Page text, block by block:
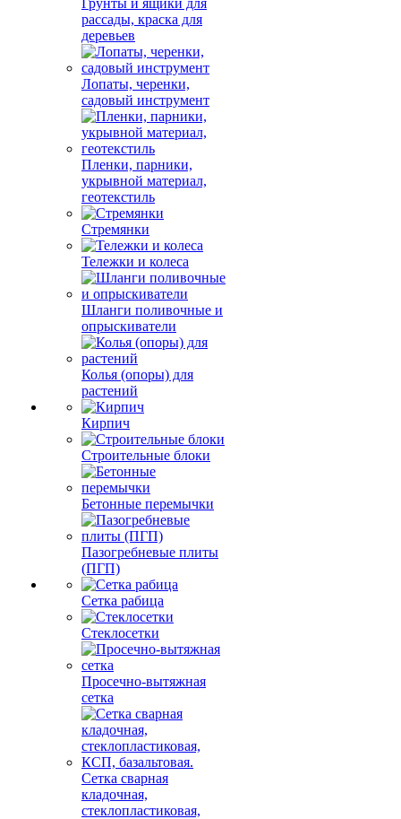
Грунты и ящики для
рассады, краска для
деревьев
Лопаты, черенки,
садовый инструмент
Пленки, парники,
укрывной материал,
геотекстиль
Стремянки
Тележки и колеса
Шланги поливочные и
опрыскиватели
Колья (опоры) для
растений
Кирпич
Строительные блоки
Бетонные перемычки
Пазогребневые плиты
(ПГП)
Сетка рабица
Стеклосетки
Просечно-вытяжная
сетка
Сетка сварная
кладочная,
стеклопластиковая,